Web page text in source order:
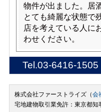
物件が出ました。居
とても綺麗な状態で
店を考えている人に
わせください。
Tel.03-6416-1505
株式会社ファーストライズ（会
宅地建物取引業免許：東京都